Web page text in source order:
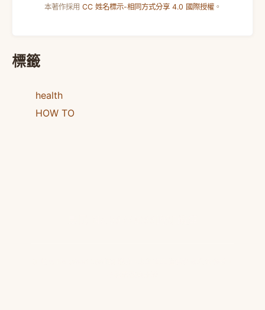
本著作採用 CC 姓名標示-相同方式分享 4.0 國際授權。
標籤
health
HOW TO